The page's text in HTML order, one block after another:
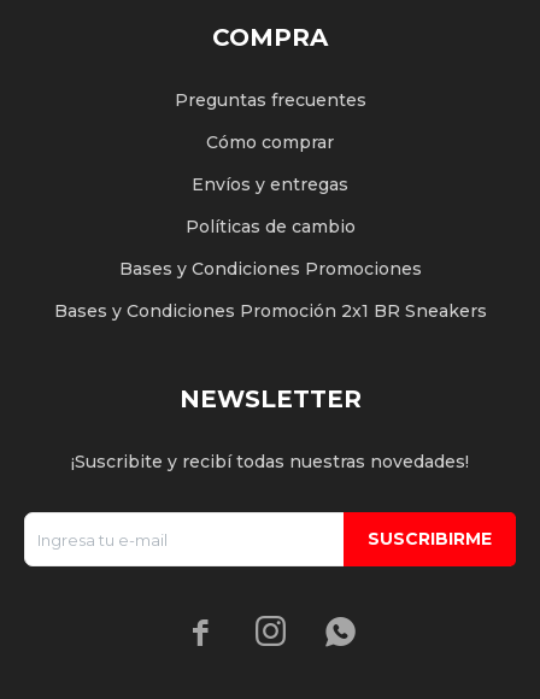
COMPRA
Preguntas frecuentes
Cómo comprar
Envíos y entregas
Políticas de cambio
Bases y Condiciones Promociones
Bases y Condiciones Promoción 2x1 BR Sneakers
NEWSLETTER
¡Suscribite y recibí todas nuestras novedades!
SUSCRIBIRME
  